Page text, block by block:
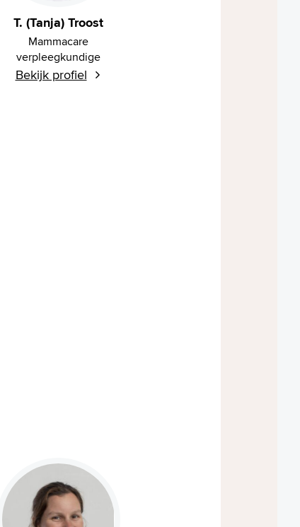
T. (Tanja) Troost
Mammacare
verpleegkundige
Bekijk profiel